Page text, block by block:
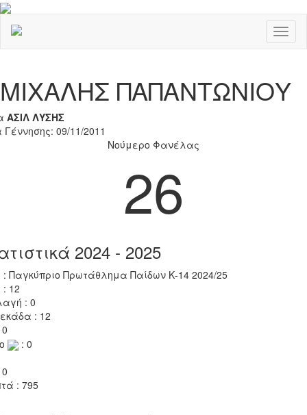
ΜΙΧΑΛΗΣ ΠΑΠΑΝΤΩΝΙΟΥ
ΑΣΙΛ ΛΥΣΗΣ
09/11/2011
Νούμερο Φανέλας
26
2024 - 2025
: Παγκύπριο Πρωτάθλημα Παίδων Κ-14 2024/25
12
: 0
: 12
: 0
: 795